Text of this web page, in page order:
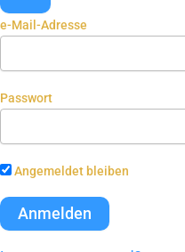
e-Mail-Adresse
Passwort
Angemeldet bleiben